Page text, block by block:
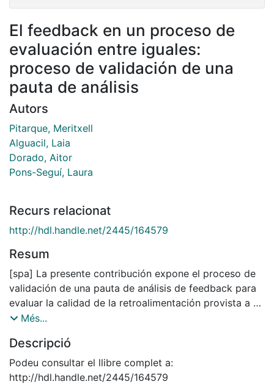
El feedback en un proceso de
evaluación entre iguales:
proceso de validación de una
pauta de análisis
Autors
Pitarque, Meritxell
Alguacil, Laia
Dorado, Aitor
Pons-Seguí, Laura
Recurs relacionat
http://hdl.handle.net/2445/164579
Resum
[spa] La presente contribución expone el proceso de
validación de una pauta de análisis de feedback para
evaluar la calidad de la retroalimentación provista a un
igual y el desarrollo del juicio evaluativo de los
partido de propuestas de clasificación del feedback
anteriores, así como investigaciones previas. La
validación de la pauta ha sido tanto del contenido
Més...
Descripció
Podeu consultar el llibre complet a:
http://hdl.handle.net/2445/164579